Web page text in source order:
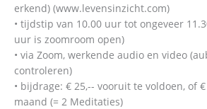
erkend) (www.levensinzicht.com)
• tijdstip van 10.00 uur tot ongeveer
uur is zoomroom open)
• via Zoom, werkende audio en video
controleren)
• bijdrage: € 25,-- vooruit te voldoen, of
maand (= 2 Meditaties)